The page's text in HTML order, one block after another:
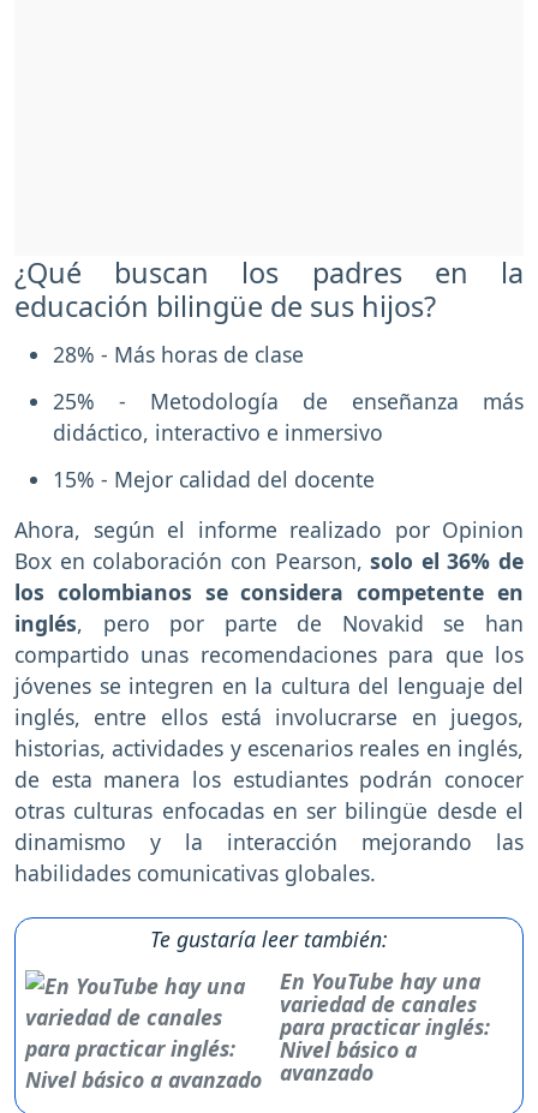
¿Qué buscan los padres en la
educación bilingüe de sus hijos?
28% - Más horas de clase
25% - Metodología de enseñanza más
didáctico, interactivo e inmersivo
15% - Mejor calidad del docente
Ahora, según el informe realizado por Opinion
Box en colaboración con Pearson,solo el 36% de
los colombianos se considera competente en
inglés, pero por parte de Novakid se han
compartido unas recomendaciones para que los
jóvenes se integren en la cultura del lenguaje del
inglés, entre ellos está involucrarse en juegos,
historias, actividades y escenarios reales en inglés,
de esta manera los estudiantes podrán conocer
otras culturas enfocadas en ser bilingüe desde el
dinamismo y la interacción mejorando las
habilidades comunicativas globales.
Te gustaría leer también:
En YouTube hay una
variedad de canales
para practicar inglés:
Nivel básico a
avanzado